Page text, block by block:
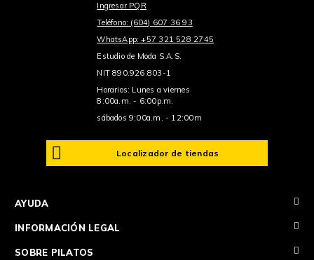
Ingresar PQR
Teléfono: (604) 607 36 93
WhatsApp: +57 321 528 2745
Estudio de Moda S.A.S.
NIT 890.926.803-1
Horarios: Lunes a viernes
8:00a.m. - 6:00p.m.
sábados 9:00a.m. - 12:00m
Localizador de tiendas
AYUDA +
INFORMACIÓN LEGAL +
SOBRE PILATOS +